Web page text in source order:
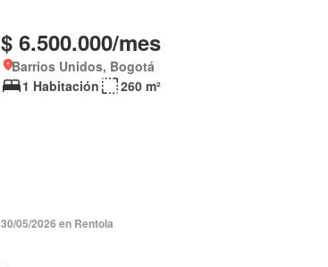
$ 6.500.000/mes
Barrios Unidos, Bogotá
1 Habitación
260 m²
30/05/2026 en Rentola